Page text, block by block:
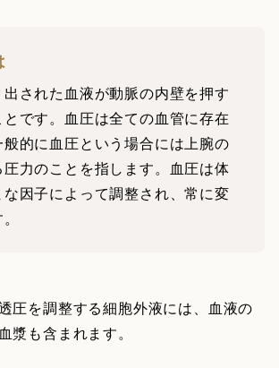
された血液が動脈の内壁を押す
です。血圧は全ての血管に存在
般的に血圧という場合には上腕の
力のことを指します。血圧は体
因子によって調整され、常に変
圧を調整する細胞外液には、血液の
漿も含まれます。